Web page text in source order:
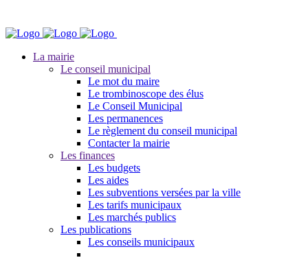
La mairie
Le conseil municipal
Le mot du maire
Le trombinoscope des élus
Le Conseil Municipal
Les permanences
Le règlement du conseil municipal
Contacter la mairie
Les finances
Les budgets
Les aides
Les subventions versées par la ville
Les tarifs municipaux
Les marchés publics
Les publications
Les conseils municipaux